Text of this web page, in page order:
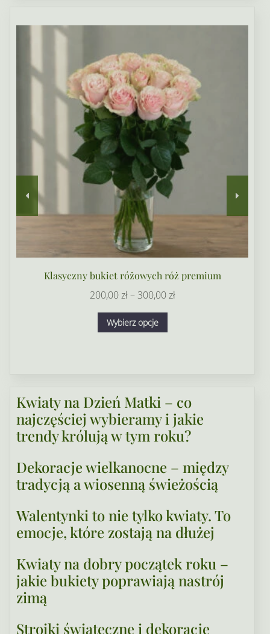
265,00 zł
Klasyczny bukiet różowych róż premium
200,00zł – 300,00złZakres
Wybierz opcje
produkt
Opcje
można
wybrać
stronie
produktu
Kwiaty na Dzień Matki – co
najczęściej wybieramy i jakie
trendy królują w tym roku?
Dekoracje wielkanocne – między
tradycją a wiosenną świeżością
Walentynki to nie tylko kwiaty. To
emocje, które zostają na dłużej
Kwiaty na dobry początek roku –
jakie bukiety poprawiają nastrój
zimą
Stroiki świąteczne i dekoracje